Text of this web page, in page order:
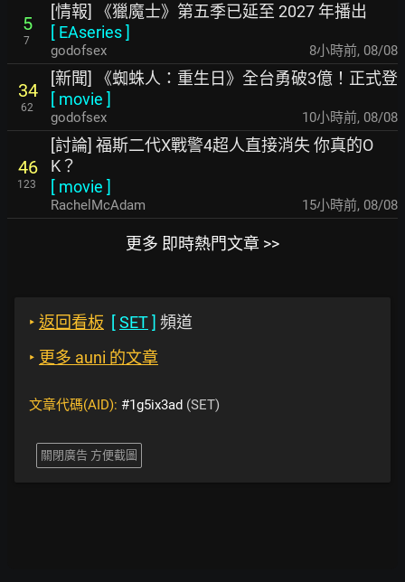
5
7
[情報] 《獵魔士》第五季已延至 2027 年播出
[ EAseries]
godofsex 8小時前, 08/08
34
62
[新聞] 《蜘蛛人：重生日》全台勇破3億！正式登
[ movie ]
godofsex 10小時前, 08/08
46
123
[討論] 福斯二代X戰警4超人直接消失 你真的O
K？
[ movie ]
RachelMcAdam 15小時前, 08/08
更多 即時熱門文章 >>
‣ 返回看板 [SET] 頻道
‣ 更多 auni 的文章
文章代碼(AID): #1g5ix3ad (SET)
關閉廣告 方便截圖